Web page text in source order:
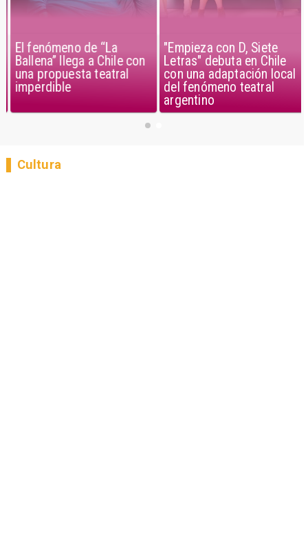
El fenómeno de “La
Ballena” llega a Chile con
una propuesta teatral
imperdible
"Empieza con D, Siete
Letras" debuta en Chile
con una adaptación local
del fenómeno teatral
argentino
Cultura